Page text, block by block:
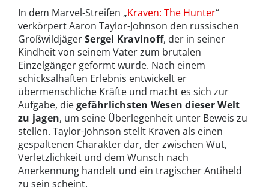
In dem Marvel-Streifen „Kraven: The Hunter“
verkörpert Aaron Taylor-Johnson den russischen
GroßwildjägerSergei Kravinoff, der in seiner
Kindheit von seinem Vater zum brutalen
Einzelgänger geformt wurde. Nach einem
schicksalhaften Erlebnis entwickelt er
übermenschliche Kräfte und macht es sich zur
Aufgabe, diegefährlichsten Wesen dieser Welt
zu jagen, um seine Überlegenheit unter Beweis zu
stellen. Taylor-Johnson stellt Kraven als einen
gespaltenen Charakter dar, der zwischen Wut,
Verletzlichkeit und dem Wunsch nach
Anerkennung handelt und ein tragischer Antiheld
zu sein scheint.